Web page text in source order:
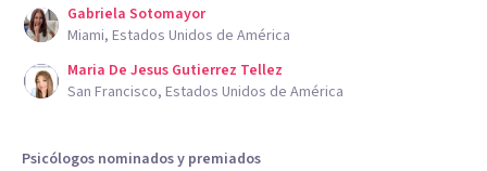
Gabriela Sotomayor
Miami, Estados Unidos de América
Maria De Jesus Gutierrez Tellez
San Francisco, Estados Unidos de América
Psicólogos nominados y premiados